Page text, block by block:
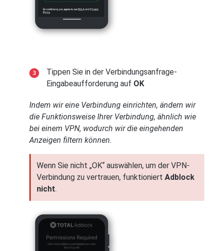
Tippen Sie in der Verbindungsanfrage-
Eingabeaufforderung auf OK
Indem wir eine Verbindung einrichten, ändern wir
die Funktionsweise Ihrer Verbindung, ähnlich wie
bei einem VPN, wodurch wir die eingehenden
Anzeigen filtern können.
Wenn Sie nicht „OK“ auswählen, um der VPN-
Verbindung zu vertrauen, funktioniert Adblock
nicht.